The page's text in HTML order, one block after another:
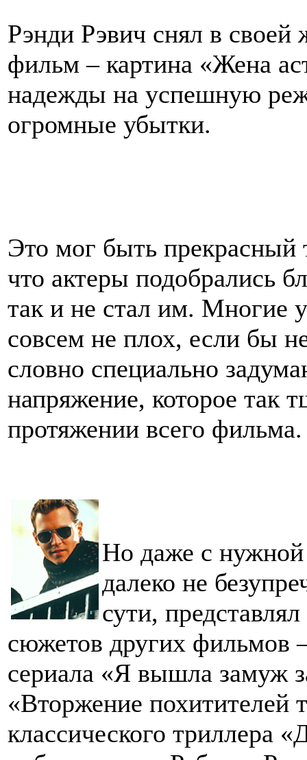
Рэнди Рэвич снял в
фильм – картина «Жена
надежды на успешную
огромные убытки.
Это мог быть прекрасный
что актеры подобрались
так и не стал им. Многие
совсем не плох, если бы
словно специально
напряжение, которое так
протяжении всего фильма.
Но даже с
далеко не
сути,
сюжетов других фильмов
сериала «Я вышла замуж
«Вторжение похитителей
классического триллера